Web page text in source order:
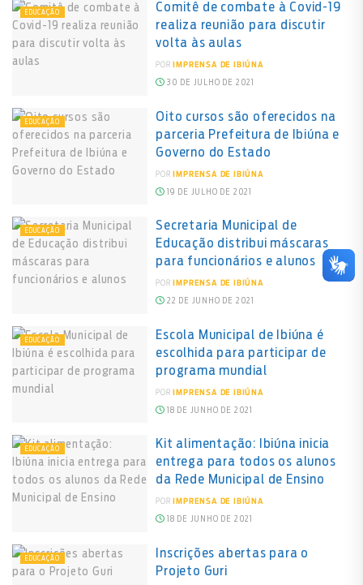
EDUCAÇÃO
Comitê de combate à Covid-19
realiza reunião para discutir
volta às aulas
POR IMPRENSA DE IBIÚNA
30 DE JULHO DE 2021
EDUCAÇÃO
Oito cursos são oferecidos na
parceria Prefeitura de Ibiúna e
Governo do Estado
POR IMPRENSA DE IBIÚNA
19 DE JULHO DE 2021
EDUCAÇÃO
Secretaria Municipal de
Educação distribui máscaras
para funcionários e alunos
POR IMPRENSA DE IBIÚNA
22 DE JUNHO DE 2021
EDUCAÇÃO
Escola Municipal de Ibiúna é
escolhida para participar de
programa mundial
POR IMPRENSA DE IBIÚNA
18 DE JUNHO DE 2021
EDUCAÇÃO
Kit alimentação: Ibiúna inicia
entrega para todos os alunos
da Rede Municipal de Ensino
POR IMPRENSA DE IBIÚNA
18 DE JUNHO DE 2021
EDUCAÇÃO
Inscrições abertas para o
Projeto Guri